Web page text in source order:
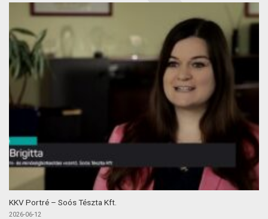
KKV Portré – Soós Tészta Kft.
2026-06-12